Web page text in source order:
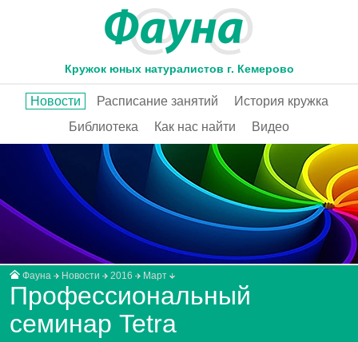
Кружок юных натуралистов г. Кемерово
Новости Расписание занятий
История кружка
Библиотека
Как нас найти Видео
Фауна Новости 2016 Март
Профессиональный
семинар Tetra